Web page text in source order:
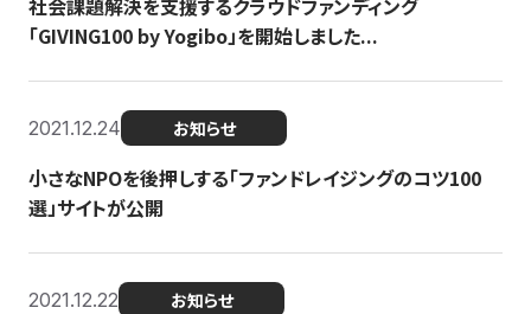
社会課題解決を支援するクラウドファンディング
「GIVING100 by Yogibo」を開始しました...
2021.12.24 お知らせ
小さなNPOを後押しする「ファンドレイジングのコツ100
選」サイトが公開
2021.12.22 お知らせ